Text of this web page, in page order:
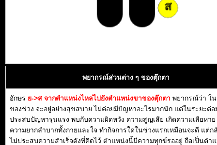
พยากรณ์ส่วนต่าง ๆ ของตุ๊กตา
อักษร ย->ส จากตำแหน่งไหล่ไปยังตำแหน่งขาของตุ๊กตา พยากรณ์ว่า ใ
ของช่วง จะอยู่อย่างสุขสบาย ไม่ค่อยมีปัญหาอะไรมากนัก แต่ในระยะต่อ
ประสบปัญหารุนแรง พบกับความผิดหวัง ความสูญเสีย เกิดความเสียหา
ความยากลำบากทั้งกายและใจ ทำกิจการใดในช่วงแรกเหมือนจะดี แต่ก
ไม่ประสบความสำเร็จดังที่คิดไว้ ตำแหน่งนี้มีความทุกข์รออยู่ ถือเป็นตำ